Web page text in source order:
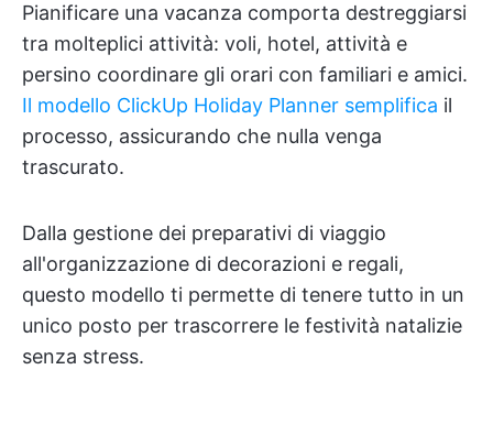
Pianificare una vacanza comporta destreggiarsi
tra molteplici attività: voli, hotel, attività e
persino coordinare gli orari con familiari e amici.
Il modello ClickUp Holiday Planner semplifica il
processo, assicurando che nulla venga
trascurato.
Dalla gestione dei preparativi di viaggio
all'organizzazione di decorazioni e regali,
questo modello ti permette di tenere tutto in un
unico posto per trascorrere le festività natalizie
senza stress.